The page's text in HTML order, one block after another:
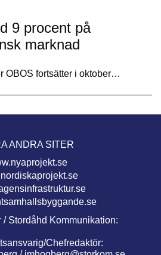
9 procent på
marknad
OBOS fortsätter i oktober…
ANDRA SITER
/ Stordåhd Kommunikation:
Chefredaktör: